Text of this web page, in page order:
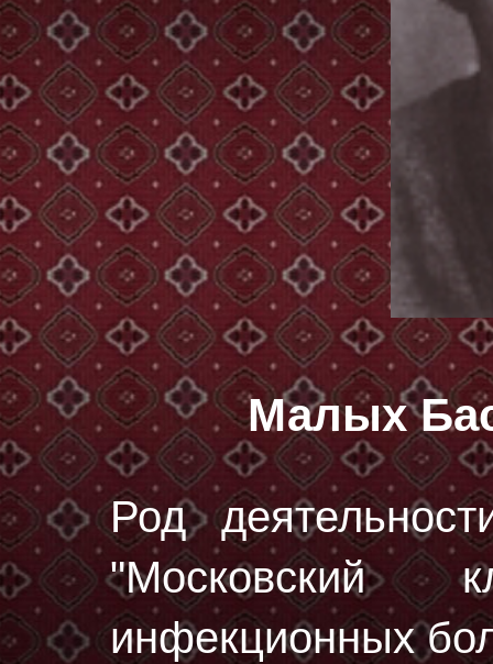
Малых
Род
"Московский
инфекционных